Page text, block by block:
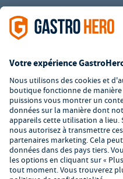
L’offre de la société
entreprises. Tous les prix sont
Certaines méthodes de
supplémentaires.
² PVC : Prix de Vente
*A partir d'un montant de
de port s'élèvent à 7,90€ (hors